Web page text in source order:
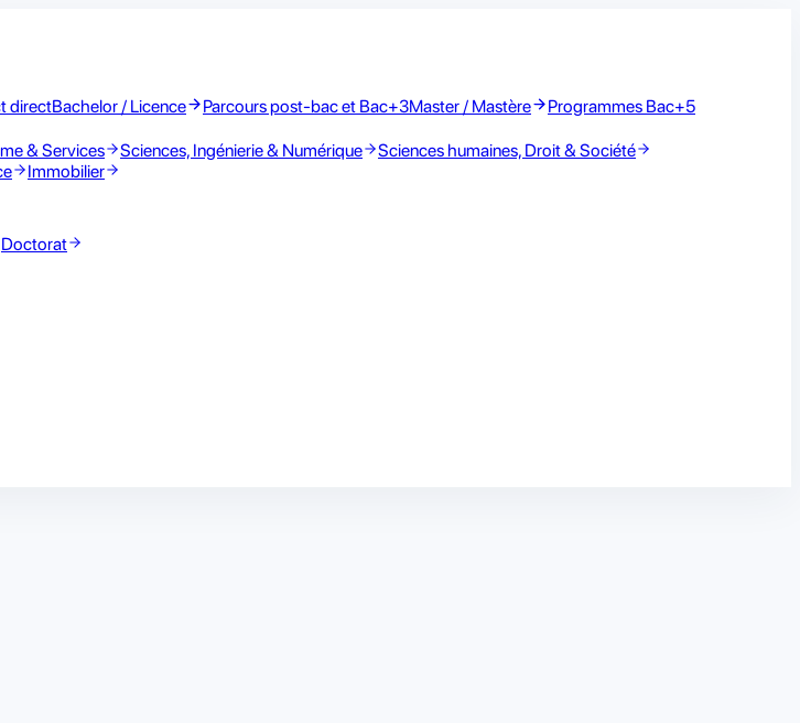
directBachelor / Licence Parcours post-bac et Bac+3Master / Mastère
Programmes Bac+5
& Services Sciences, Ingénierie & Numérique
Sciences humaines, Droit & Société
Immobilier
Doctorat